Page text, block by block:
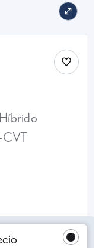
CVT
Save car